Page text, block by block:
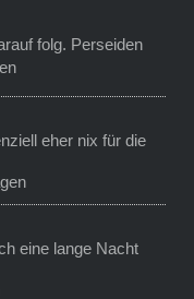
folg. Perseiden
eher nix für die
eine lange Nacht